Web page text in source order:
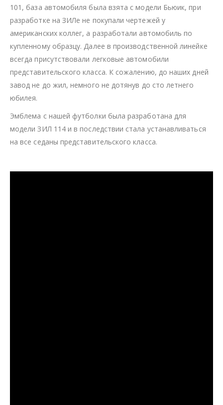
101, база автомобиля была взята с модели Бьюик, при
разработке на ЗИЛе не покупали чертежей у
американских коллег, а разработали автомобиль по
купленному образцу. Далее в производственной линейке
всегда присутствовали легковые автомобили
представительского класса. К сожалению, до наших дней
завод не до жил, немного не дотянув до сто летнего
юбилея.
Эмблема с нашей футболки была разработана для
модели ЗИЛ 114 и в последствии стала устанавливаться
на все седаны представительского класса.